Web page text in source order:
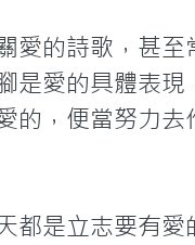
愛的詩歌，甚
是愛的具體表
的，便當努力
都是立志要有